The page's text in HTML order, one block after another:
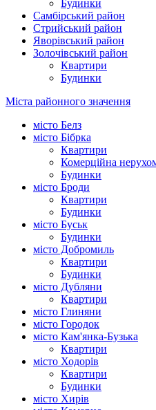
Будинки
Самбірський район
Стрийський район
Яворівський район
Золочівський район
Квартири
Будинки
Міста районного значення
місто Белз
місто Бібрка
Квартири
Комерційна
Будинки
місто Броди
Квартири
Будинки
місто Буськ
Будинки
місто Добромиль
Квартири
Будинки
місто Дубляни
Квартири
місто Глиняни
місто Городок
місто Кам'янка-Бузька
Квартири
місто Ходорів
Квартири
Будинки
місто Хирів